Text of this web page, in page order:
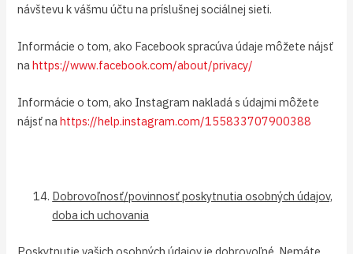
návštevu k vášmu účtu na príslušnej sociálnej sieti.
Informácie o tom, ako Facebook spracúva údaje môžete nájsť
nahttps://www.facebook.com/about/privacy/
Informácie o tom, ako Instagram nakladá s údajmi môžete
nájsť nahttps://help.instagram.com/155833707900388
Dobrovoľnosť/povinnosť poskytnutia osobných údajov,
doba ich uchovania